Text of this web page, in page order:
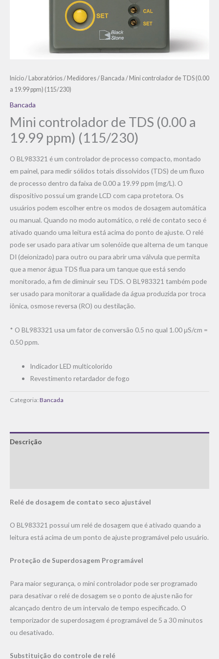
Início/ Laboratórios/ Medidores/ Bancada / Mini controlador de TDS (0.00
a 19.99 ppm) (115/230)
Bancada
Mini controlador de TDS (0.00 a
19.99 ppm) (115/230)
O BL983321 é um controlador de processo compacto, montado
em painel, para medir sólidos totais dissolvidos (TDS) de um fluxo
de processo dentro da faixa de 0.00 a 19.99 ppm (mg/L). O
dispositivo possui um grande LCD com capa protetora. Os
usuários podem escolher entre os modos de dosagem automática
ou manual. Quando no modo automático, o relé de contato seco é
ativado quando uma leitura está acima do ponto de ajuste. O relé
pode ser usado para ativar um solenóide que alterna de um tanque
DI (deionizado) para outro ou para abrir uma válvula que permita
que a menor água TDS flua para um tanque que está sendo
monitorado, a fim de diminuir seu TDS. O BL983321 também pode
ser usado para monitorar a qualidade da água produzida por troca
iônica, osmose reversa (RO) ou destilação.
* O BL983321 usa um fator de conversão 0.5 no qual 1.00 μS/cm =
0.50 ppm.
Indicador LED multicolorido
Revestimento retardador de fogo
Categoria: Bancada
Descrição
Relé de dosagem de contato seco ajustável
O BL983321 possui um relé de dosagem que é ativado quando a
leitura está acima de um ponto de ajuste programável pelo usuário.
Proteção de Superdosagem Programável
Para maior segurança, o mini controlador pode ser programado
para desativar o relé de dosagem se o ponto de ajuste não for
alcançado dentro de um intervalo de tempo especificado. O
temporizador de superdosagem é programável de 5 a 30 minutos
ou desativado.
Substituição do controle de relé